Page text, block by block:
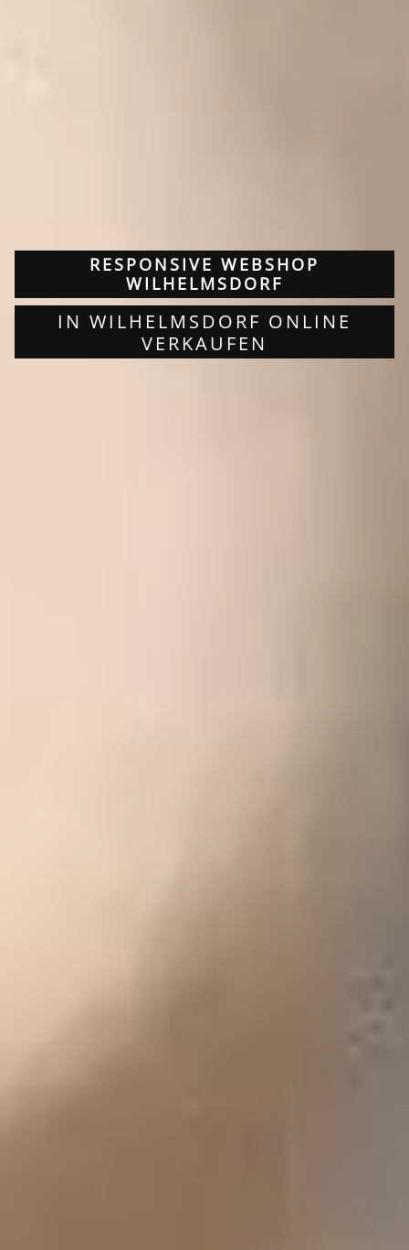
RESPONSIVE WEBSHOP
WILHELMSDORF
IN WILHELMSDORF ONLINE
VERKAUFEN